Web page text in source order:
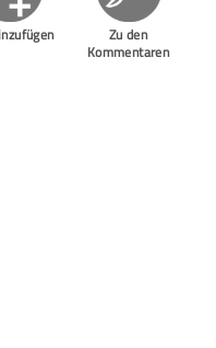
Zu den
Kommentaren